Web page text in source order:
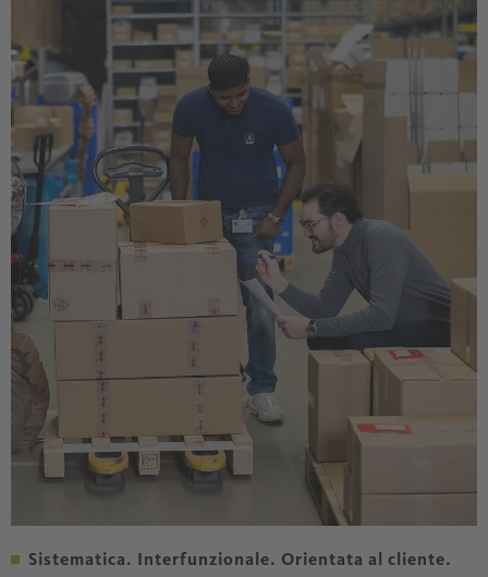
Sistematica. Interfunzionale. Orientata al cliente.